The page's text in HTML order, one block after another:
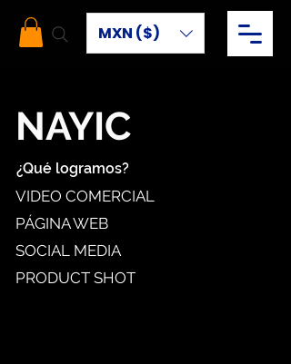
MXN ($)
NAYIC
VIDEO COMERCIAL
PÁGINA WEB
SOCIAL MEDIA
PRODUCT SHOT
¿Qué logramos?